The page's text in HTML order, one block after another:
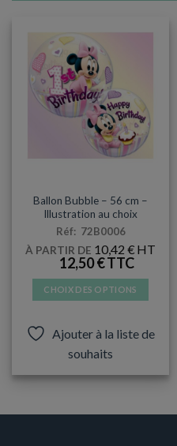
Ballon Bubble – 56 cm –
Illustration au choix
Réf: 72B0006
À PARTIR DE 10,42 €
12,50€
CHOIX DES OPTIONS
a
plusieurs
variations.
Ajouter à la liste de
souhaits